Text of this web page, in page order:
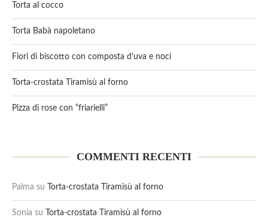
Torta al cocco
Torta Babà napoletano
Fiori di biscotto con composta d’uva e noci
Torta-crostata Tiramisù al forno
Pizza di rose con “friarielli”
COMMENTI RECENTI
Palma su Torta-crostata Tiramisù al forno
Sonia su Torta-crostata Tiramisù al forno